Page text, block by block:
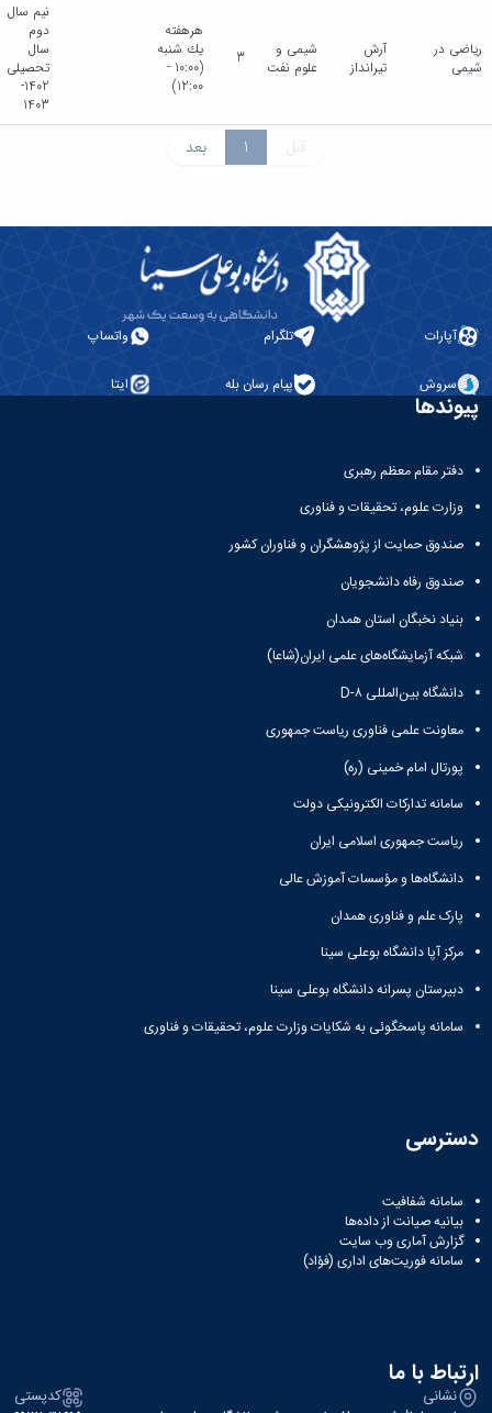
ریاضی در
شیمی
آرش
تیرانداز
شیمی و
علوم نفت
3
هرهفته
يك شنبه
(10:00 -
12:00)
نیم سال
دوم
سال
تحصیلی
1402-
1403
قبل 1 بعد
آپارات تلگرام واتساپ
سروش پیام رسان بله ایتا
پیوندها
دفتر مقام معظم رهبری
وزارت علوم، تحقیقات و فناوری
صندوق حمایت از پژوهشگران و فناوران کشور
صندوق رفاه دانشجویان
بنیاد نخبگان استان همدان
شبکه آزمایشگاه‌های علمی ایران(شاعا)
دانشگاه بین‌المللی D-۸
معاونت علمی فناوری ریاست جمهوری
پورتال امام خمینی (ره)
سامانه تدارکات الکترونیکی دولت
ریاست جمهوری اسلامی ایران
دانشگاه‌ها و مؤسسات آموزش عالی
پارک علم و فناوری همدان
مرکز آپا دانشگاه بوعلی سینا
دبیرستان پسرانه دانشگاه بوعلی سینا
سامانه پاسخگوئی به شکایات وزارت علوم، تحقیقات و فناوری
دسترسی
سامانه شفافیت
بیانیه صیانت از داده‌ها
گزارش آماری وب‌ سایت
سامانه فوریت‌های اداری (فؤاد)
ارتباط با ما
نشانی کدپستی